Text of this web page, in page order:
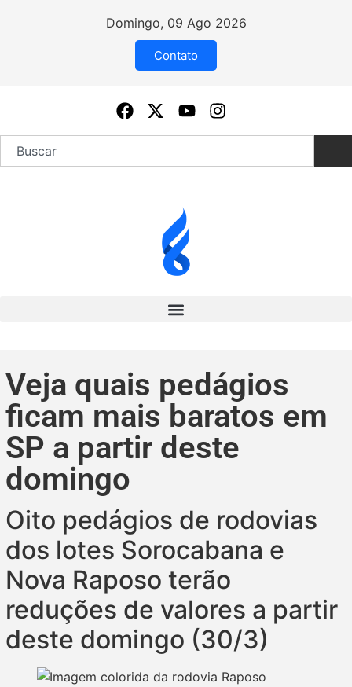
Domingo, 09 Ago 2026
Contato
Veja quais pedágios
ficam mais baratos em
SP a partir deste
domingo
Oito pedágios de rodovias
dos lotes Sorocabana e
Nova Raposo terão
reduções de valores a partir
deste domingo (30/3)